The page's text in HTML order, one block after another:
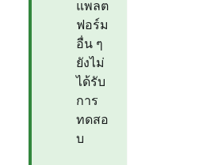
แพลต
ฟอร์ม
อื่น ๆ
ยังไม่
ได้รับ
การ
ทดสอ
บ